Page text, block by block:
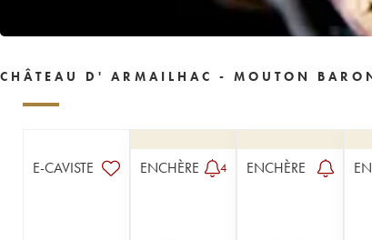
1945
1944 1943 1941
1939
CHÂTEAU D' ARMAILHAC - MOUTON
E-CAVISTE ENCHÈRE 4 ENCHÈRE